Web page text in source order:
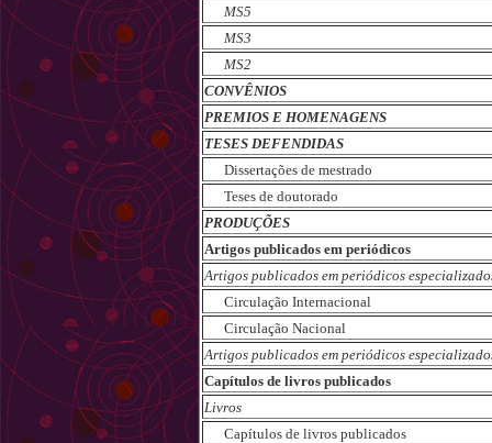
MS5
MS3
MS2
CONVÊNIOS
PREMIOS E HOMENAGENS
TESES DEFENDIDAS
Dissertações de mestrado
Teses de doutorado
PRODUÇÕES
Artigos publicados em periódicos
Artigos publicados em periódicos
Circulação Internacional
Circulação Nacional
Artigos publicados em periódicos
Capítulos de livros publicados
Livros
Capítulos de livros publicados